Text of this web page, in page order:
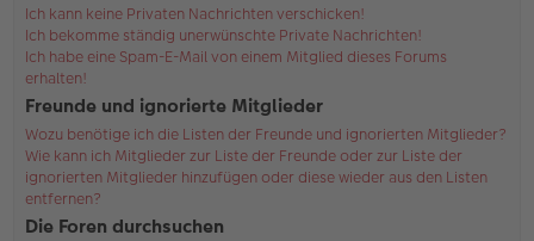
Ich kann keine Privaten Nachrichten verschicken!
Ich bekomme ständig unerwünschte Private Nachrichten!
Ich habe eine Spam-E-Mail von einem Mitglied dieses Forums
erhalten!
Freunde und ignorierte Mitglieder
Wozu benötige ich die Listen der Freunde und ignorierten Mitglieder?
Wie kann ich Mitglieder zur Liste der Freunde oder zur Liste der
ignorierten Mitglieder hinzufügen oder diese wieder aus den Listen
entfernen?
Die Foren durchsuchen